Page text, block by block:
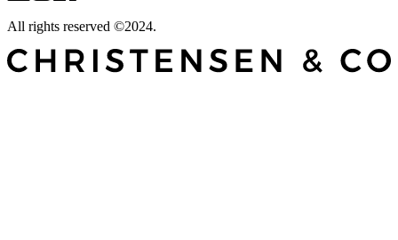
All rights reserved ©2024.